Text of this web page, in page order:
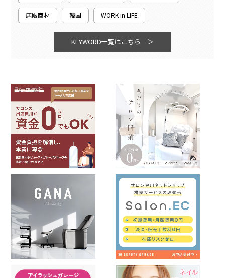
店販商材 韓国 WORK in LIFE
KEYWORD一覧はこちら